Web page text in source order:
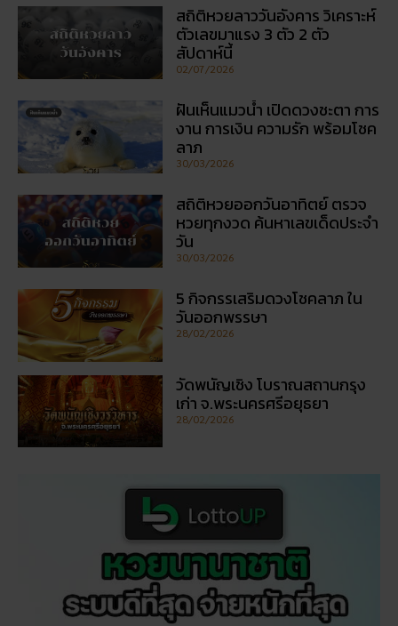
สถิติหวยลาววันอังคาร วิเคราะห์
ตัวเลขมาแรง 3 ตัว 2 ตัว
สัปดาห์นี้
02/07/2026
ฝันเห็นแมวน้ำ เปิดดวงชะตา การ
งาน การเงิน ความรัก พร้อมโชค
ลาภ
30/03/2026
สถิติหวยออกวันอาทิตย์ ตรวจ
หวยทุกงวด ค้นหาเลขเด็ดประจำ
วัน
30/03/2026
5 กิจกรรเสริมดวงโชคลาภ ใน
วันออกพรรษา
28/02/2026
วัดพนัญเชิง โบราณสถานกรุง
เก่า จ.พระนครศรีอยุธยา
28/02/2026